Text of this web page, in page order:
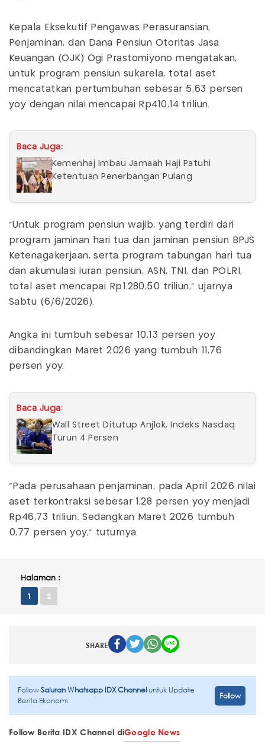
Kepala Eksekutif Pengawas Perasuransian,
Penjaminan, dan Dana Pensiun Otoritas Jasa
Keuangan (OJK) Ogi Prastomiyono mengatakan,
untuk program pensiun sukarela, total aset
mencatatkan pertumbuhan sebesar 5,63 persen
yoy dengan nilai mencapai Rp410,14 triliun.
Baca Juga:
Kemenhaj Imbau Jamaah Haji Patuhi
Ketentuan Penerbangan Pulang
"Untuk program pensiun wajib, yang terdiri dari
program jaminan hari tua dan jaminan pensiun BPJS
Ketenagakerjaan, serta program tabungan hari tua
dan akumulasi iuran pensiun, ASN, TNI, dan POLRI,
total aset mencapai Rp1.280,50 triliun," ujarnya
Sabtu (6/6/2026).
Angka ini tumbuh sebesar 10,13 persen yoy
dibandingkan Maret 2026 yang tumbuh 11,76
persen yoy.
Baca Juga:
Wall Street Ditutup Anjlok, Indeks Nasdaq
Turun 4 Persen
"Pada perusahaan penjaminan, pada April 2026 nilai
aset terkontraksi sebesar 1,28 persen yoy menjadi
Rp46,73 triliun. Sedangkan Maret 2026 tumbuh
0,77 persen yoy," tuturnya.
Halaman :
1 2
SHARE
FollowSaluran Whatsapp IDX Channeluntuk Update
Berita Ekonomi
Follow
Follow Berita IDX Channel diGoogle News